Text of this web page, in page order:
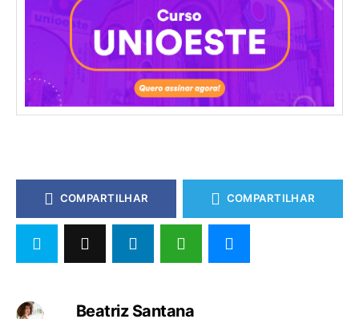
COMPARTILHAR COMPARTILHAR
Beatriz Santana